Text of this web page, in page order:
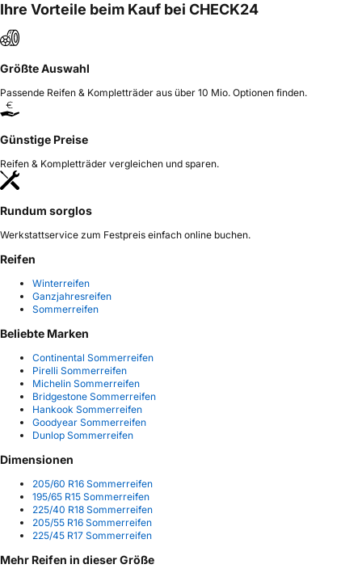
Ihre Vorteile beim Kauf bei CHECK24
Größte Auswahl
Passende Reifen & Kompletträder aus über 10 Mio. Optionen finden.
Günstige Preise
Reifen & Kompletträder vergleichen und sparen.
Rundum sorglos
Werkstattservice zum Festpreis einfach online buchen.
Reifen
Winterreifen
Ganzjahresreifen
Sommerreifen
Beliebte Marken
Continental Sommerreifen
Pirelli Sommerreifen
Michelin Sommerreifen
Bridgestone Sommerreifen
Hankook Sommerreifen
Goodyear Sommerreifen
Dunlop Sommerreifen
Dimensionen
205/60 R16 Sommerreifen
195/65 R15 Sommerreifen
225/40 R18 Sommerreifen
205/55 R16 Sommerreifen
225/45 R17 Sommerreifen
Mehr Reifen in dieser Größe